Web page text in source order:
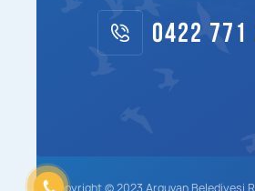
0422 771
Copyright © 2023 Arguvan Belediyesi